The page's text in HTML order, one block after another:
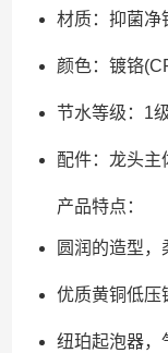
材质：抑菌净
颜色：镀铬
节水等级：1
配件：龙头主
产品特点：
圆润的造型，
优质黄铜低压
纽珀起泡器，